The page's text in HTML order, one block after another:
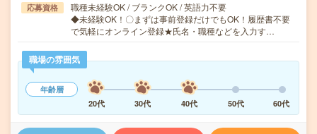
応募資格
職種未経験OK / ブランクOK / 英語力不要
◆未経験OK！〇まずは事前登録だけでもOK！履歴書不要
で気軽にオンライン登録★氏名・職種などを入力す…
職場の雰囲気
年齢層
20代
30代 40代 50代 60代